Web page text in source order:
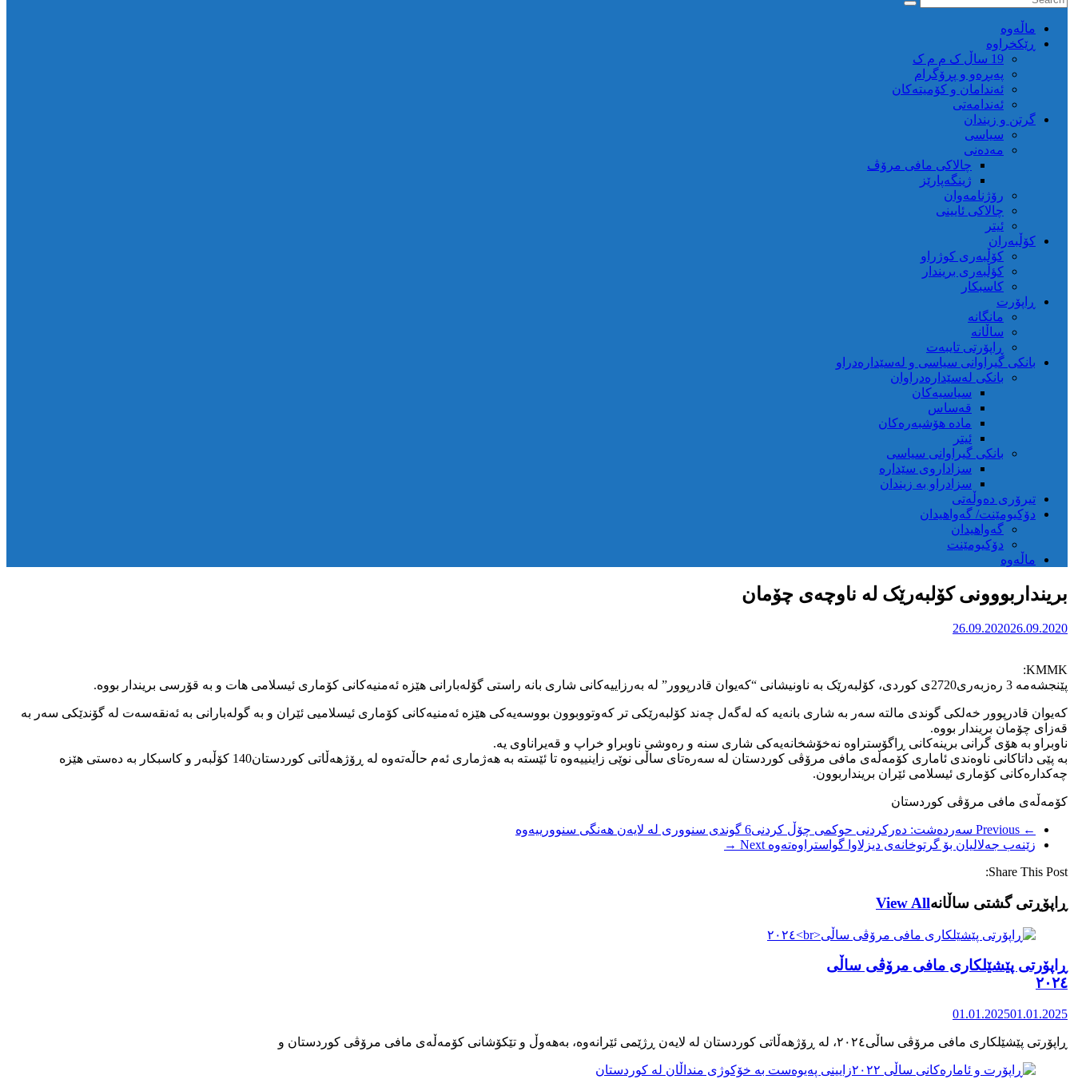
ماڵه‌وه‌
ڕێکخراوە
19 ساڵ ک م م ک
پەیڕەو و پڕۆگرام
ئەندامان و کۆمیتەکان
ئەندامەتی
گرتن و زیندان
سیاسی
مەدەنی
چالاکی مافی مرۆڤ
ژینگەپارێز
رۆژنامەوان
چالاکی ئایینی
ئیتر
کۆڵبەران
کۆڵبەری کوژراو
کؤڵبەری بریندار
کاسبکار
ڕاپۆرت
مانگانە
ساڵانە
ڕاپۆرتی تایبەت
بانکی گیراوانی سیاسی و لەسێدارەدراو
بانکی لەسێدارەدراوان
سیاسیەکان
قەساس
مادە هۆشبەرەکان
ئیتر
بانکی گیراوانی سیاسی
سزاداروی سێدارە
سزادراو بە زیندان
تیرۆری دەوڵەتی
دۆکیومێنت/ گەواهیدان
گەواهیدان
دۆکیومێنت
ماڵەوە
برینداربووونی کۆلبەرێک لە ناوچەی چۆمان
26.09.202026.09.2020
KMMK:
پێنجشەمە 3 رەزبەری2720ی کوردی، کۆلبەرێک بە ناونیشانی “کەیوان قادرپوور” لە بەرزاییەکانی شاری بانە راستی گۆلەبارانی هێزە ئەمنیەکانی کۆماری ئیسلامی هات و بە قۆرسی بریندار بووە.
کەیوان قادرپوور خەلکی گوندی مالتە سەر بە شاری بانەیە کە لەگەل چەند کۆلبەرێکی تر کەوتووبوون بووسەیەکی هێزە ئەمنیەکانی کۆماری ئیسلامیی ئێران و بە گولەبارانی بە ئەنقەسەت لە گۆندێکی سەر بە
قەزای چۆمان بریندار بووە.
ناوبراو بە هۆی گرانی برینەکانی ڕاگۆستراوە نەخۆشخانەیەکی شاری سنە و رەوشی ناوبراو خراپ و قەیراناوی یه.
به پێی داتاکانی ناوەندی ئاماری کۆمەڵەی مافی مرۆڤی کوردستان لە سەرەتای ساڵی نوێی زاینییەوە تا ئێستە بە هەژماری ئەم حاڵەتەوە لە ڕۆژهەڵاتی کوردستان140 کۆڵبەر و کاسبکار بە دەستی هێزه
چەکدارەکانی کۆماری ئیسلامی ئێران برینداربوون.
کۆمەڵەی مافی مرۆڤی کوردستان
← Previous
سەردەشت: دەرکردنی حوکمی چۆڵ کردنی6 گوندی سنووری لە لایەن هەنگی سنوورییەوە
زێنەب جەلالیان بۆ گرتوخانەی دیزلاوا گواستراوەتەوە Next →
Share This Post:
ڕاپۆڕتی گشتی ساڵانهView All
ڕاپۆرتی پێشێلکاری مافی مرۆڤی ساڵی
٢٠٢٤
01.01.202501.01.2025